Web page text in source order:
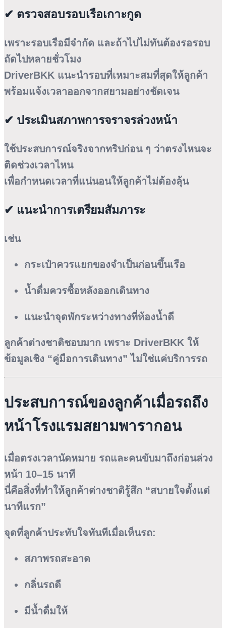
✔ ตรวจสอบรอบเรือเกาะกูด
เพราะรอบเรือมีจำกัด และถ้าไปไม่ทันต้องรอรอบ
ถัดไปหลายชั่วโมง
DriverBKK แนะนำรอบที่เหมาะสมที่สุดให้ลูกค้า
พร้อมแจ้งเวลาออกจากสยามอย่างชัดเจน
✔ ประเมินสภาพการจราจรล่วงหน้า
ใช้ประสบการณ์จริงจากทริปก่อน ๆ ว่าตรงไหนจะ
ติดช่วงเวลาไหน
เพื่อกำหนดเวลาที่แน่นอนให้ลูกค้าไม่ต้องลุ้น
✔ แนะนำการเตรียมสัมภาระ
เช่น
กระเป๋าควรแยกของจำเป็นก่อนขึ้นเรือ
น้ำดื่มควรซื้อหลังออกเดินทาง
แนะนำจุดพักระหว่างทางที่ห้องน้ำดี
ลูกค้าต่างชาติชอบมาก เพราะ DriverBKK ให้
ข้อมูลเชิง “คู่มือการเดินทาง” ไม่ใช่แค่บริการรถ
ประสบการณ์ของลูกค้าเมื่อรถถึง
หน้าโรงแรมสยามพารากอน
เมื่อตรงเวลานัดหมาย รถและคนขับมาถึงก่อนล่วง
หน้า 10–15 นาที
นี่คือสิ่งที่ทำให้ลูกค้าต่างชาติรู้สึก “สบายใจตั้งแต่
นาทีแรก”
จุดที่ลูกค้าประทับใจทันทีเมื่อเห็นรถ:
สภาพรถสะอาด
กลิ่นรถดี
มีน้ำดื่มให้